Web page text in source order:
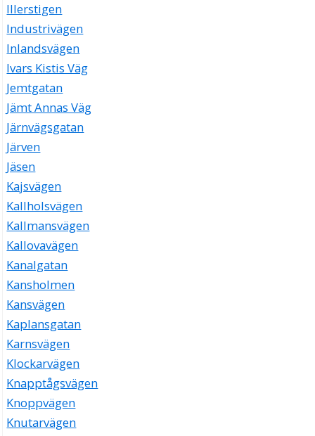
Illerstigen
Industrivägen
Inlandsvägen
Ivars Kistis Väg
Jemtgatan
Jämt Annas Väg
Järnvägsgatan
Järven
Jäsen
Kajsvägen
Kallholsvägen
Kallmansvägen
Kallovavägen
Kanalgatan
Kansholmen
Kansvägen
Kaplansgatan
Karnsvägen
Klockarvägen
Knapptågsvägen
Knoppvägen
Knutarvägen